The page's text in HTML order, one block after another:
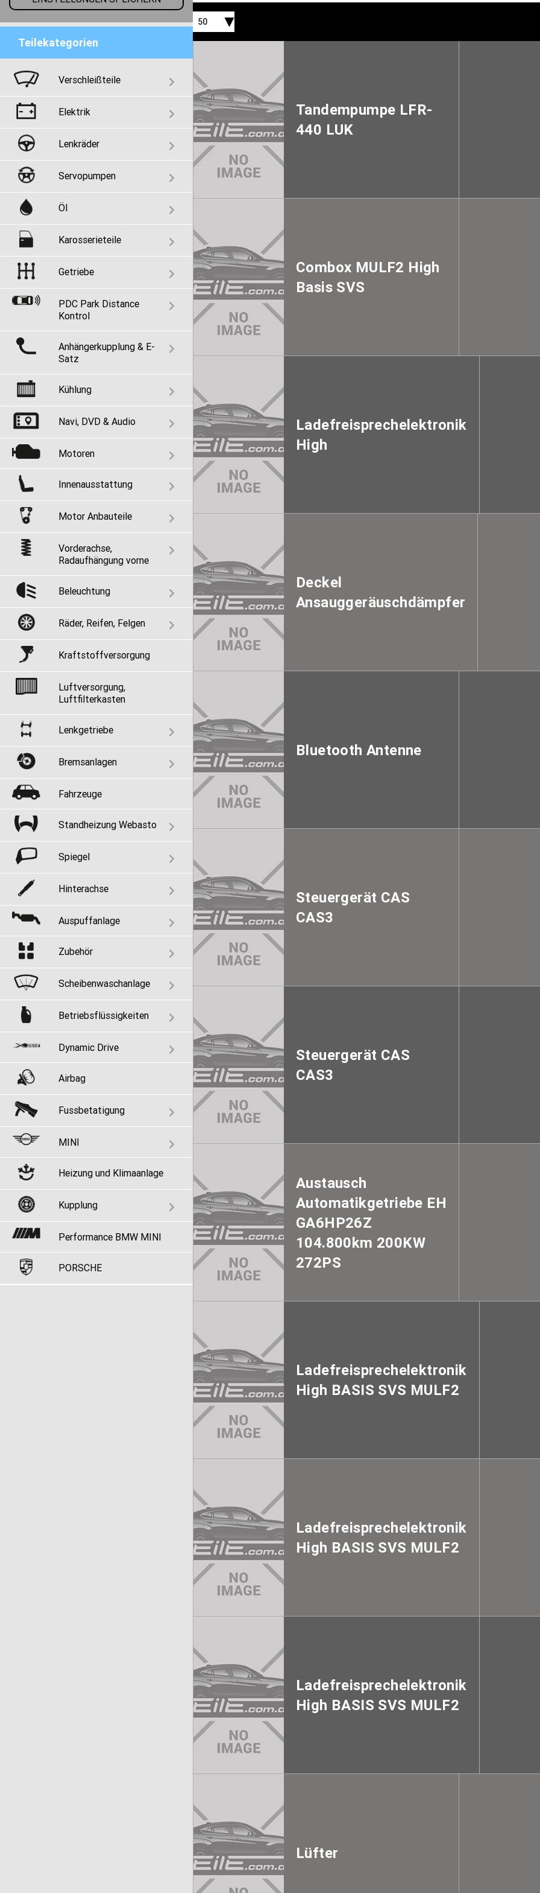
Teilekategorien
Verschleißteile
Elektrik
Lenkräder
Servopumpen
Öl
Karosserieteile
Getriebe
PDC Park Distance
Kontrol
Anhängerkupplung & E-
Satz
Kühlung
Navi, DVD & Audio
Motoren
Innenausstattung
Motor Anbauteile
Vorderachse,
Radaufhängung vorne
Beleuchtung
Räder, Reifen, Felgen
Kraftstoffversorgung
Luftversorgung,
Luftfilterkasten
Lenkgetriebe
Bremsanlagen
Fahrzeuge
Standheizung Webasto
Spiegel
Hinterachse
Auspuffanlage
Zubehör
Scheibenwaschanlage
Betriebsflüssigkeiten
Dynamic Drive
Airbag
Fussbetatigung
MINI
Heizung und Klimaanlage
Kupplung
Performance BMW MINI
PORSCHE
50
Tandempumpe LFR-
440 LUK
Combox MULF2 High
Basis SVS
Ladefreisprechelektronik
High
Deckel
Ansauggeräuschdämpfer
Bluetooth Antenne
Steuergerät CAS
CAS3
Steuergerät CAS
CAS3
Austausch
Automatikgetriebe EH
GA6HP26Z
104.800km 200KW
272PS
Ladefreisprechelektronik
High BASIS SVS MULF2
Ladefreisprechelektronik
High BASIS SVS MULF2
Ladefreisprechelektronik
High BASIS SVS MULF2
Lüfter